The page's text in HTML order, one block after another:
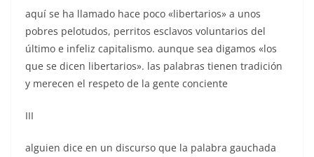
aquí se ha llamado hace poco «libertarios» a unos
pobres pelotudos, perritos esclavos voluntarios del
último e infeliz capitalismo. aunque sea digamos «los
que se dicen libertarios». las palabras tienen tradición
y merecen el respeto de la gente conciente
III
alguien dice en un discurso que la palabra gauchada